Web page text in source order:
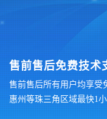
售前售后免费技术
售前售后所有用户均享受
惠州等珠三角区域最快1